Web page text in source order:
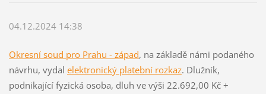
04.12.2024 14:38
Okresní soud pro Prahu - západ, na základě námi podaného
návrhu, vydal elektronický platební rozkaz. Dlužník,
podnikající fyzická osoba, dluh ve výši 22.692,00 Kč +